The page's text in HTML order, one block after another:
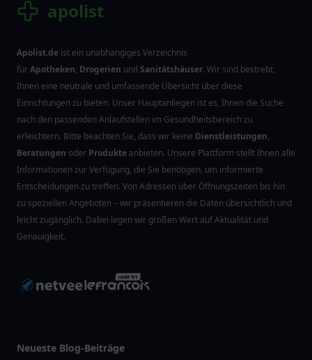
apolist
Apolist.de ist ein unabhängiges Verzeichnis
fürApotheken, Drogerien und Sanitätshäuser. Wir sind bestrebt,
Ihnen eine neutrale und umfassende Übersicht über diese
Einrichtungen zu bieten. Unser Hauptanliegen ist es, Ihnen die Suche
nach den passenden Anlaufstellen im Gesundheitsbereich zu
erleichtern. Bitte beachten Sie, dass wir keine Dienstleistungen,
Beratungen oder Produkte anbieten. Unsere Plattform stellt Ihnen alle
Informationen zur Verfügung, die Sie benötigen, um informierte
Entscheidungen zu treffen. Von Adressen über Öffnungszeiten bis hin
zu speziellen Angeboten – wir präsentieren die Daten übersichtlich und
leicht zugänglich. Dabei legen wir großen Wert auf Aktualität und
Genauigkeit.
Neueste Blog-Beiträge